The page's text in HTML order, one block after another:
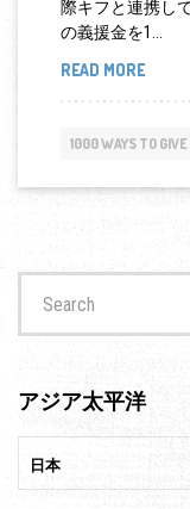
際キフと連携し
の義援金を1...
READ MORE東
日
本
震
の
済
物
資
と
援
1000 WAYS TO GIVE
for:
アジア太平洋
日本